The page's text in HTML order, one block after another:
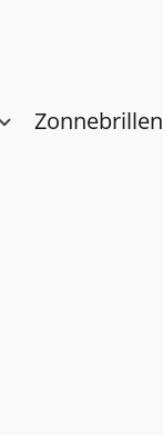
Zonnebrillen